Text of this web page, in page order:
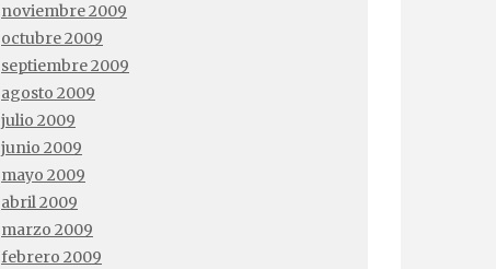
noviembre 2009
octubre 2009
septiembre 2009
agosto 2009
julio 2009
junio 2009
mayo 2009
abril 2009
marzo 2009
febrero 2009